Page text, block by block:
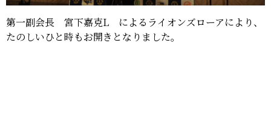
第一副会長 宮下嘉克L によるライオンズローアにより、
たのしいひと時もお開きとなりました。